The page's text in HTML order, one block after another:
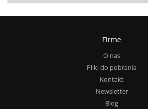
Firme
O nas
Pliki do pobrania
Kontakt
Newsletter
Blog